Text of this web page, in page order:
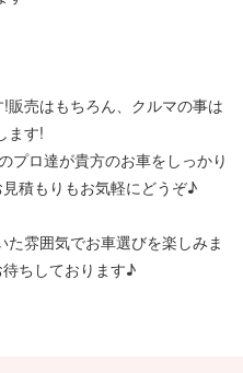
売はもちろん、クルマの事は
ます!
プロ達が貴方のお車をしっかり
積もりもお気軽にどうぞ♪
雰囲気でお車選びを楽しみま
ちしております♪